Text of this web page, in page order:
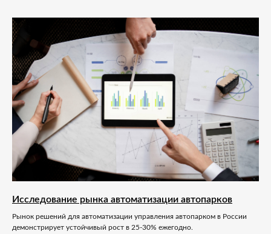
Исследование рынка автоматизации автопарков
Рынок решений для автоматизации управления автопарком в России
демонстрирует устойчивый рост в 25-30% ежегодно.